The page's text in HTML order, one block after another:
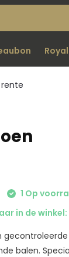
1 Op
in de winkel:
balen.